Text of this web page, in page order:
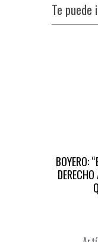
Te
BOYERO: